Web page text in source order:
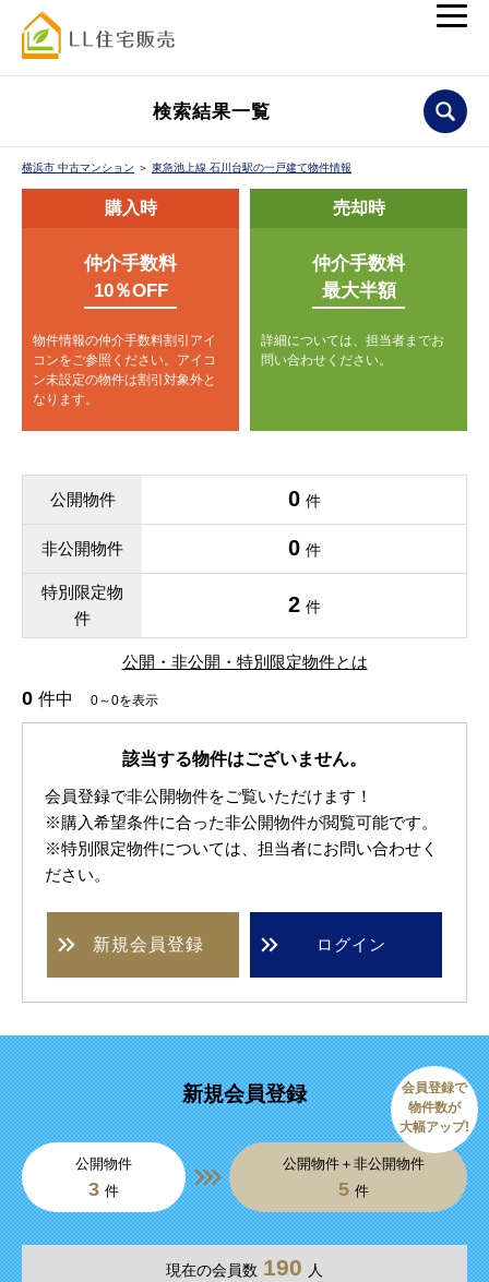
検索結果一覧
横浜市 中古マンション ＞ 東急池上線 石川台駅の一戸建て物件情報
購入時
仲介手数料
10％OFF
物件情報の仲介手数料割引アイ
コンをご参照ください。 アイコ
ン未設定の物件は割引対象外と
なります。
売却時
仲介手数料
最大半額
詳細については、担当者までお
問い合わせください。
公開物件 0 件
非公開物件 0 件
特別限定物
件
2 件
公開・非公開・特別限定物件とは
0 件中 0～0を表示
該当する物件はございません。
会員登録で非公開物件をご覧いただけます！
※購入希望条件に合った非公開物件が閲覧可能です。
※特別限定物件については、担当者にお問い合わせく
ださい。
新規会員登録 ログイン
新規会員登録
公開物件
3 件
公開物件＋非公開物件
5 件
会員登録で
物件数が
大幅アップ!
現在の会員数 190 人